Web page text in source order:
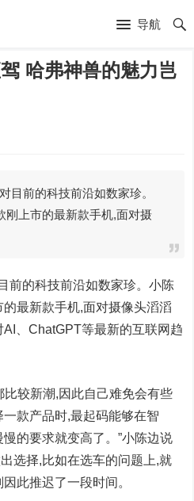
导航
哈弗神兽的魅力岂
目前的科技前沿如数家珍。
刚上市的最新款手机,面对摄
前的科技前沿如数家珍。小陈
最新款手机,面对摄像头滔滔
、ChatGPT等最新的互联网趋
比较新潮,因此自己难免会有些
款产品时,最起码能够在智
的要求就变高了。”小陈边说
选择,比如在选车的问题上,就
此推迟了一段时间。